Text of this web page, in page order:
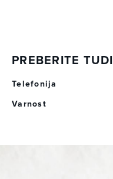
PREBERITE TUDI
Telefonija
Varnost